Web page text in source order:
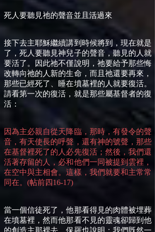
死人要聽見祂的聲音並且活過來
接下去主耶穌繼續講到時候將到，現在就是
了，死人要聽見神兒子的聲音，聽見的人就
要活了。因此祂不僅說明，祂要給予那些悔
改轉向祂的人新的生命，而且祂還要再來，
那些已經死了、睡在墳墓裡的人就要復活。
請看第一次的復活，就是那些屬基督者的復
活：
因為主必親自從天降臨，那時，有發令的聲
音，有天使長的呼聲，還有神的號聲，那些
在基督裡死了的人必先復活；然後，我們還
活著存留的人，必和他們一同被提到雲裡，
在空中與主相會。這樣，我們就要和主常常
同在。(帖前四16-17)
當一個信徒死了，他那看得見的肉體被埋葬
在墳墓裡，然而他那看不見的靈魂卻歸到他
的創造主那裡去。保羅也說明：我們既然一